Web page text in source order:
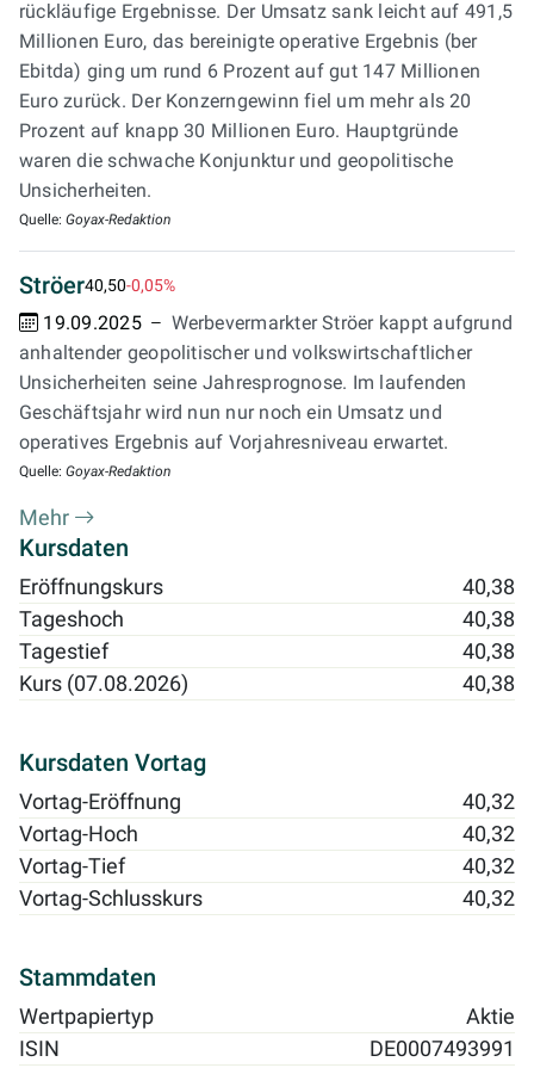
rückläufige Ergebnisse. Der Umsatz sank leicht auf 491,5
Millionen Euro, das bereinigte operative Ergebnis (ber
Ebitda) ging um rund 6 Prozent auf gut 147 Millionen
Euro zurück. Der Konzerngewinn fiel um mehr als 20
Prozent auf knapp 30 Millionen Euro. Hauptgründe
waren die schwache Konjunktur und geopolitische
Unsicherheiten.
Quelle: Goyax-Redaktion
Ströer40,50-0,05%
19.09.2025
Werbevermarkter Ströer kappt aufgrund
anhaltender geopolitischer und volkswirtschaftlicher
Unsicherheiten seine Jahresprognose. Im laufenden
Geschäftsjahr wird nun nur noch ein Umsatz und
operatives Ergebnis auf Vorjahresniveau erwartet.
Quelle: Goyax-Redaktion
Mehr
Kursdaten
Eröffnungskurs
40,38
Tageshoch
40,38
Tagestief
40,38
Kurs (07.08.2026)
40,38
Kursdaten Vortag
Vortag-Eröffnung
40,32
Vortag-Hoch
40,32
Vortag-Tief
40,32
Vortag-Schlusskurs
40,32
Stammdaten
Wertpapiertyp
Aktie
ISIN
DE0007493991